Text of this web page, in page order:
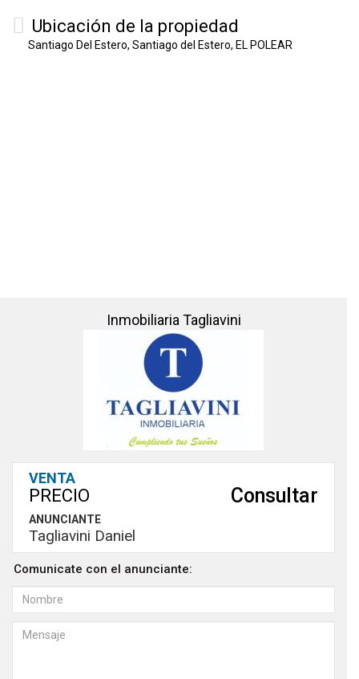
Ubicación de la propiedad
Santiago Del Estero, Santiago del Estero, EL POLEAR
Inmobiliaria Tagliavini
VENTA
PRECIO Consultar
ANUNCIANTE
Tagliavini Daniel
Comunicate con el anunciante: